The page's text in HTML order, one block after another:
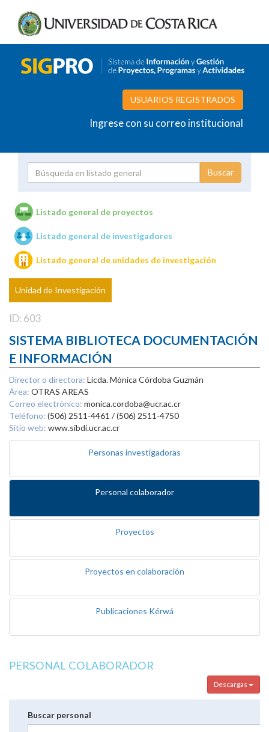
USUARIOS REGISTRADOS
Ingrese con su correo institucional
Unidades de investigación
Listado general de proyectos
Listado general de investigadores
Listado general de unidades de investigación
Unidad de Investigación
ID: 603
SISTEMA BIBLIOTECA DOCUMENTACIÓN
E INFORMACIÓN
Director o directora: Licda. Mónica Córdoba Guzmán
Área: OTRAS AREAS
Correo electrónico: monica.cordoba@ucr.ac.cr
Teléfono: (506) 2511-4461 / (506) 2511-4750
Sitio web: www.sibdi.ucr.ac.cr
Personas investigadoras
Personal colaborador
Proyectos
Proyectos en colaboración
Publicaciones Kérwá
PERSONAL COLABORADOR
Descargas
Buscar personal